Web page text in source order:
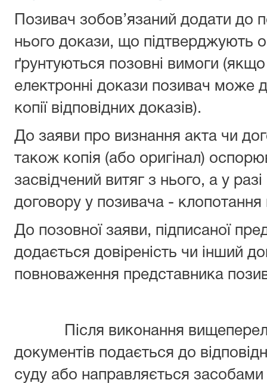
Позивач зобов’язаний додати до
нього докази, що підтверджують
ґрунтуються позовні вимоги
електронні докази позивач може
копії відповідних доказів).
До заяви про визнання акта чи
також копія (або оригінал)
засвідчений витяг з нього, а у разі
договору у позивача -
До позовної заяви, підписаної
додається довіреність чи інший
повноваження представника
Після виконання
документів подається до
суду або направляється засобами